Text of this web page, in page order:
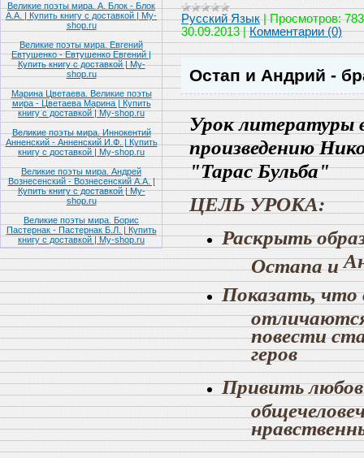
Великие поэты мира. А. Блок - Блок
А.А. | Купить книгу с доставкой | My-
shop.ru
Великие поэты мира. Евгений
Евтушенко - Евтушенко Евгений |
Купить книгу с доставкой | My-
shop.ru
Марина Цветаева. Великие поэты
мира - Цветаева Марина | Купить
книгу с доставкой | My-shop.ru
Великие поэты мира. Иннокентий
Анненский - Анненский И.Ф. | Купить
книгу с доставкой | My-shop.ru
Великие поэты мира. Андрей
Вознесенский - Вознесенский А.А. |
Купить книгу с доставкой | My-
shop.ru
Великие поэты мира. Борис
Пастернак - Пастернак Б.Л. | Купить
книгу с доставкой | My-shop.ru
Русский Язык|Просмотров:
30.09.2013 |Комментарии (0)
Остап и Андрий -
Урок литературы
произведению
"Тарас Бульба"
ЦЕЛЬ УРОКА:
Раскрыть
Остапа и
Показать, что
повести
геров
Привить